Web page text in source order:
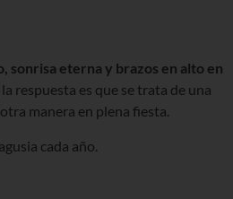
sonrisa eterna y brazos en alto en
respuesta es que se trata de una
manera en plena fiesta.
cada año.